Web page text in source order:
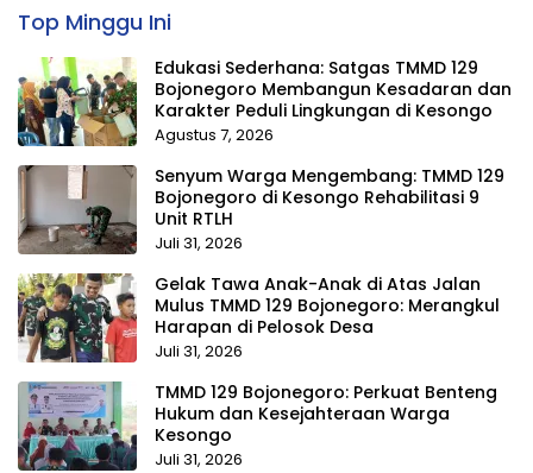
Top Minggu Ini
Edukasi Sederhana: Satgas TMMD 129
Bojonegoro Membangun Kesadaran dan
Karakter Peduli Lingkungan di Kesongo
Agustus 7, 2026
Senyum Warga Mengembang: TMMD 129
Bojonegoro di Kesongo Rehabilitasi 9
Unit RTLH
Juli 31, 2026
Gelak Tawa Anak-Anak di Atas Jalan
Mulus TMMD 129 Bojonegoro: Merangkul
Harapan di Pelosok Desa
Juli 31, 2026
TMMD 129 Bojonegoro: Perkuat Benteng
Hukum dan Kesejahteraan Warga
Kesongo
Juli 31, 2026